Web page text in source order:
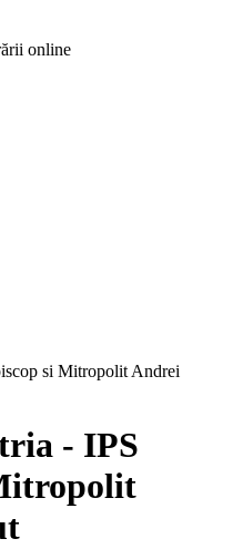
online
- IPS